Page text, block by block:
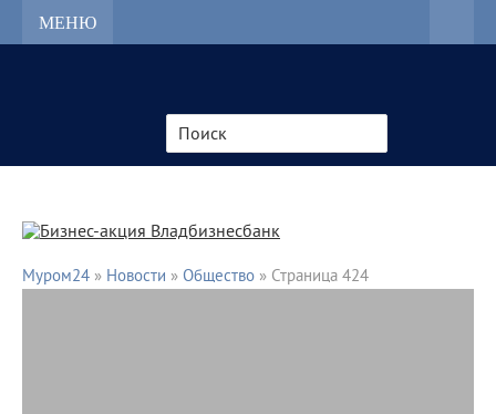
МЕНЮ
Муром24 » Новости » Общество » Страница 424